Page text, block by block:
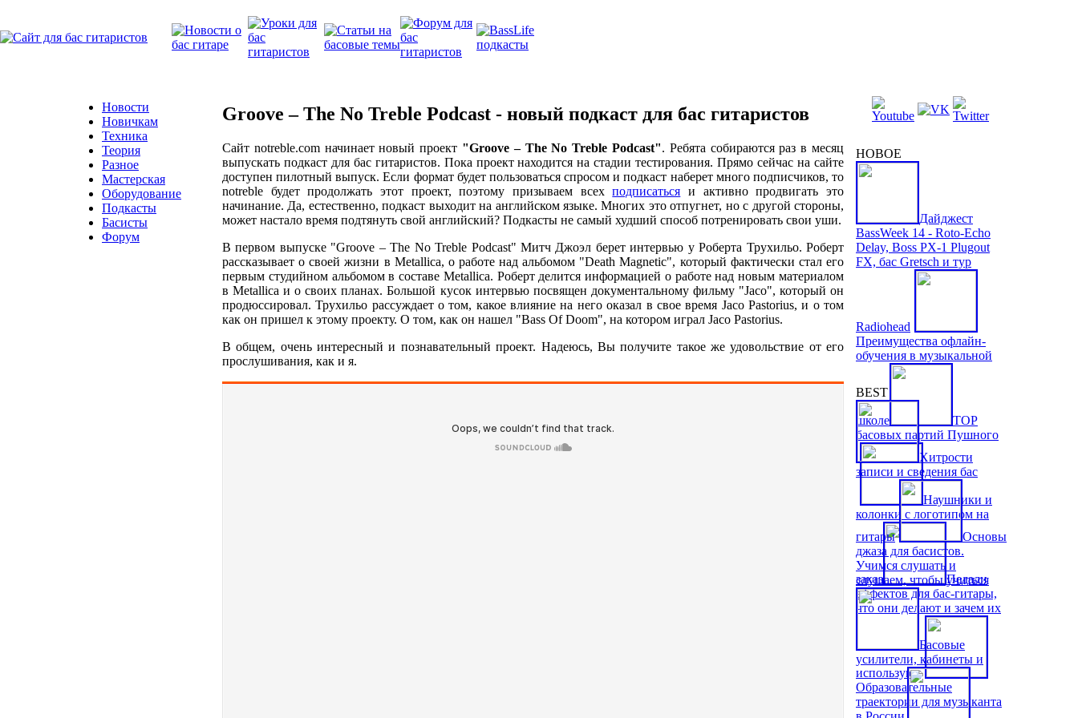
Новости
Новичкам
Техника
Теория
Разное
Мастерская
Оборудование
Подкасты
Басисты
Форум
Groove – The No Treble Podcast - новый подкаст для бас гитаристов
Сайт notreble.com начинает новый проект "Groove – The No Treble Podcast". Ребята собираются раз в месяц
выпускать подкаст для бас гитаристов. Пока проект находится на стадии тестирования. Прямо сейчас на сайте
доступен пилотный выпуск. Если формат будет пользоваться спросом и подкаст наберет много подписчиков, то
notreble будет продолжать этот проект, поэтому призываем всехподписаться и активно продвигать это
начинание. Да, естественно, подкаст выходит на английском языке. Многих это отпугнет, но с другой стороны,
может настало время подтянуть свой английский? Подкасты не самый худший способ потренировать свои уши.
В первом выпуске "Groove – The No Treble Podcast" Митч Джоэл берет интервью у Роберта Трухильо. Роберт
рассказывает о своей жизни в Metallica, о работе над альбомом "Death Magnetic", который фактически стал его
первым студийном альбомом в составе Metallica. Роберт делится информацией о работе над новым материалом
в Metallica и о своих планах. Большой кусок интервью посвящен документальному фильму "Jaco", который он
продюссировал. Трухильо рассуждает о том, какое влияние на него оказал в свое время Jaco Pastorius, и о том
как он пришел к этому проекту. О том, как он нашел "Bass Of Doom", на котором играл Jaco Pastorius.
В общем, очень интересный и познавательный проект. Надеюсь, Вы получите такое же удовольствие от его
прослушивания, как и я.
НОВОЕ
Дайджест
BassWeek 14 - Roto-Echo
Delay, Boss PX-1 Plugout
FX, бас Gretsch и тур
Radiohead
Преимущества офлайн-
обучения в музыкальной
школе
TOP
басовых партий Пушного
Наушники и
колонки с логотипом на
заказ
Педали
эффектов для бас-гитары,
что они делают и зачем их
используют
Образовательные
траектории для музыканта
BEST
Хитрости
записи и сведения бас
гитары
Основы
джаза для басистов.
Учимся слушать и
слушаем, чтобы учиться
Басовые
усилители, кабинеты и